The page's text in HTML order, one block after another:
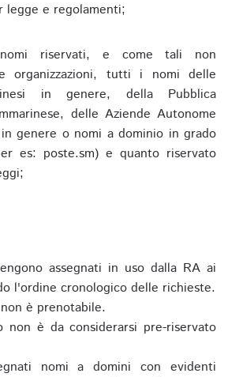
legge e regolamenti;
riservati, e come tali non
organizzazioni, tutti i nomi delle
in genere, della Pubblica
delle Aziende Autonome
genere o nomi a dominio in grado
es: poste.sm) e quanto riservato
assegnati in uso dalla RA ai
l'ordine cronologico delle richieste.
è prenotabile.
non è da considerarsi pre-riservato
nomi a domini con evidenti